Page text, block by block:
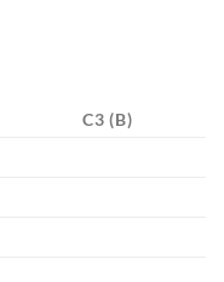
C3 (B)